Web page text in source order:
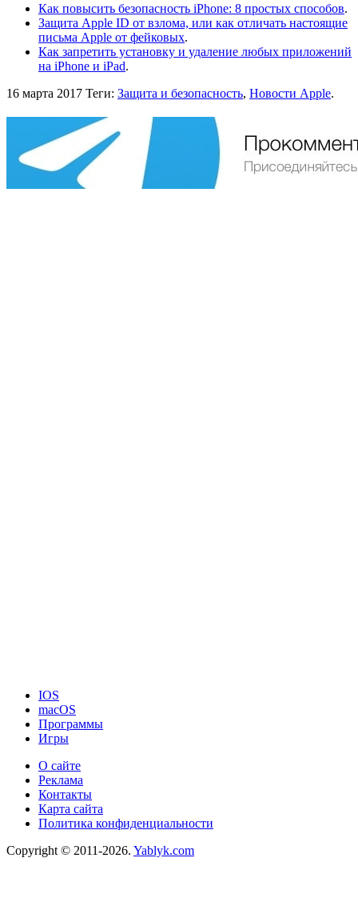
Как повысить безопасность iPhone: 8 простых способов.
Защита Apple ID от взлома, или как отличать настоящие
письма Apple от фейковых.
Как запретить установку и удаление любых приложений
на iPhone и iPad.
16 марта 2017 Теги: Защита и безопасность, Новости Apple.
IOS
macOS
Программы
Игры
О сайте
Реклама
Контакты
Карта сайта
Политика конфиденциальности
Copyright © 2011-2026. Yablyk.сom